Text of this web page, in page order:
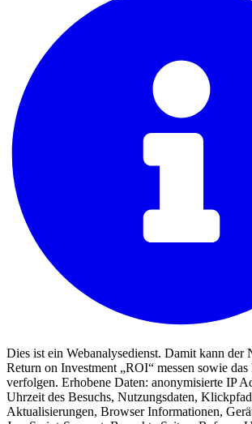
Dies ist ein Webanalysedienst. Damit kann der
Return on Investment „ROI“ messen sowie
verfolgen. Erhobene Daten: anonymisierte IP
Uhrzeit des Besuchs, Nutzungsdaten,
Aktualisierungen, Browser Informationen,